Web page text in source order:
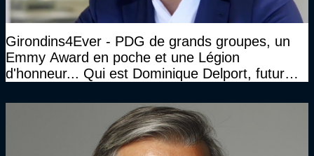
Girondins4Ever - PDG de grands groupes, un
Emmy Award en poche et une Légion
d'honneur... Qui est Dominique Delport, futur